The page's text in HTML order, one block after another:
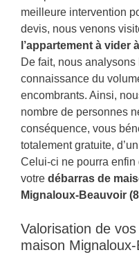
meilleure intervention
devis, nous venons
l’appartement à vider
De fait, nous
connaissance du
encombrants. Ainsi,
nombre de personnes
conséquence, vous
totalement gratuite,
Celui-ci ne pourra enfin
votre débarras de
Mignaloux-Beauvoir
Valorisation de
maison